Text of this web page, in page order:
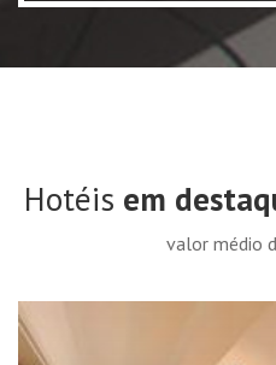
Hotéis em
valor médio